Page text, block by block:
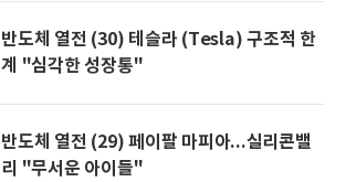
반도체 열전 (30) 테슬라 (Tesla) 구조적 한
계 "심각한 성장통"
반도체 열전 (29) 페이팔 마피아...실리콘밸
리 "무서운 아이들"